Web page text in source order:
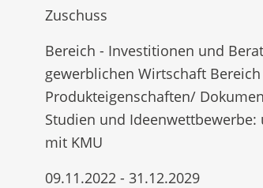
Zuschuss
Bereich - Investitionen und
gewerblichen Wirtschaft
Produkteigenschaften/
Studien und
mit KMU
09.11.2022 - 31.12.2029